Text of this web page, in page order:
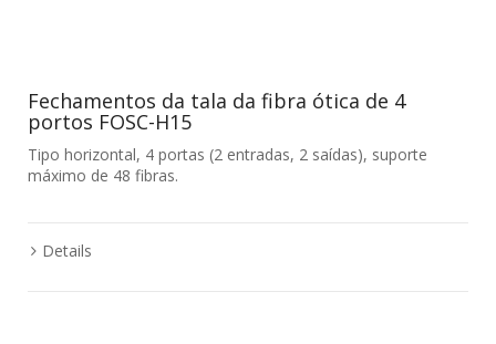
Fechamentos da tala da fibra ótica de 4
portos FOSC-H15
Tipo horizontal, 4 portas (2 entradas, 2 saídas), suporte
máximo de 48 fibras.
Details